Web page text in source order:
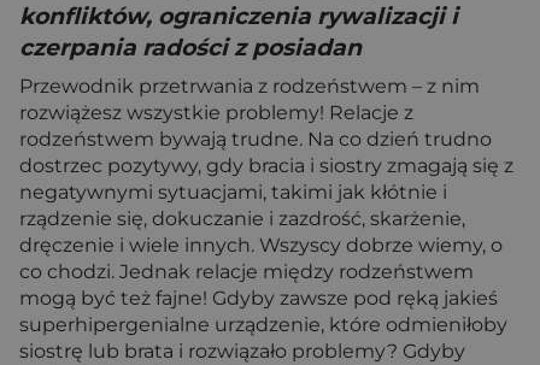
konfliktów, ograniczenia rywalizacji i
czerpania radości z posiadan
Przewodnik przetrwania z rodzeństwem – z nim
rozwiążesz wszystkie problemy! Relacje z
rodzeństwem bywają trudne. Na co dzień trudno
dostrzec pozytywy, gdy bracia i siostry zmagają się z
negatywnymi sytuacjami, takimi jak kłótnie i
rządzenie się, dokuczanie i zazdrość, skarżenie,
dręczenie i wiele innych. Wszyscy dobrze wiemy, o
co chodzi. Jednak relacje między rodzeństwem
mogą być też fajne! Gdyby zawsze pod ręką jakieś
superhipergenialne urządzenie, które odmieniłoby
siostrę lub brata i rozwiązało problemy? Gdyby